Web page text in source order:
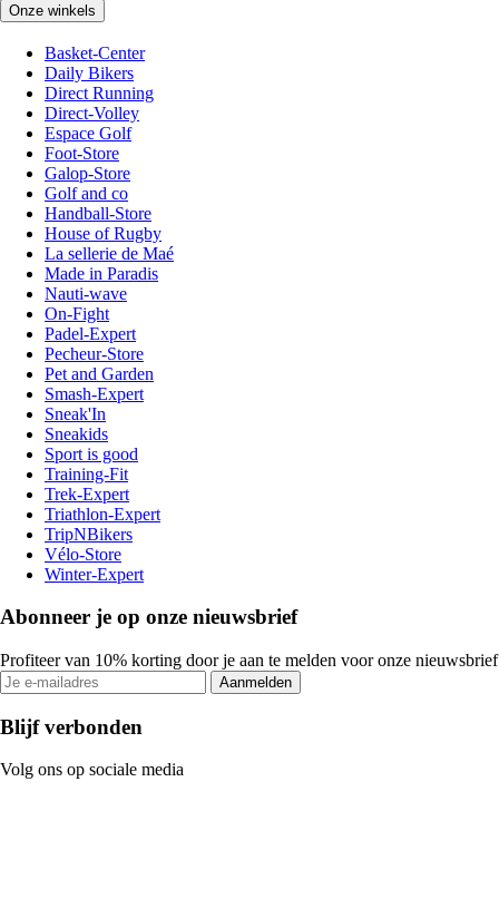
Onze winkels
Basket-Center
Daily Bikers
Direct Running
Direct-Volley
Espace Golf
Foot-Store
Galop-Store
Golf and co
Handball-Store
House of Rugby
La sellerie de Maé
Made in Paradis
Nauti-wave
On-Fight
Padel-Expert
Pecheur-Store
Pet and Garden
Smash-Expert
Sneak'In
Sneakids
Sport is good
Training-Fit
Trek-Expert
Triathlon-Expert
TripNBikers
Vélo-Store
Winter-Expert
Abonneer je op onze nieuwsbrief
Profiteer van 10% korting door je aan te melden voor onze nieuwsbrief
Aanmelden
Blijf verbonden
Volg ons op sociale media